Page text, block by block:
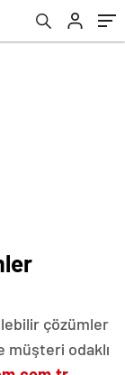
çözümler
müşteri odaklı